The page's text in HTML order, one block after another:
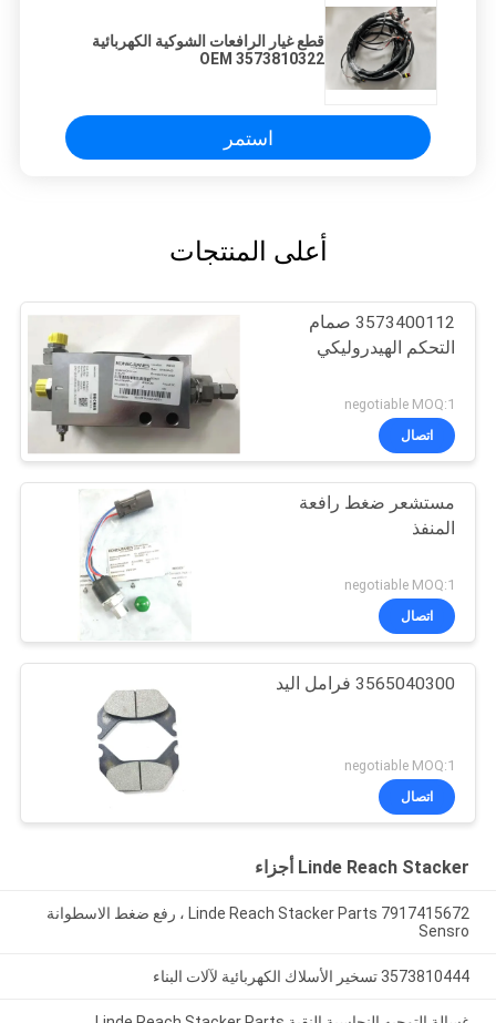
قطع غيار الرافعات الشوكية الكهربائية
OEM 3573810322
استمر
أعلى المنتجات
3573400112 صمام
التحكم الهيدروليكي
negotiable MOQ:1
اتصال
مستشعر ضغط رافعة
المنفذ
negotiable MOQ:1
اتصال
3565040300 فرامل اليد
negotiable MOQ:1
اتصال
Linde Reach Stacker أجزاء
7917415672 Linde Reach Stacker Parts ، رفع ضغط الاسطوانة
Sensro
3573810444 تسخير الأسلاك الكهربائية لآلات البناء